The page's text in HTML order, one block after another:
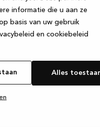
informatie die u aan ze
basis van uw gebruik
en cookiebeleid
Alles
www.kvik.nl (see the